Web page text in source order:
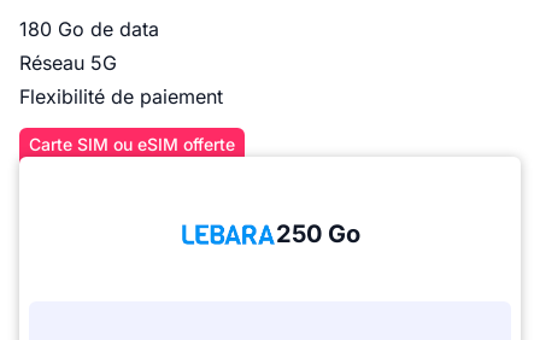
180 Go de data
Réseau 5G
Flexibilité de paiement
Carte SIM ou eSIM offerte
250 Go